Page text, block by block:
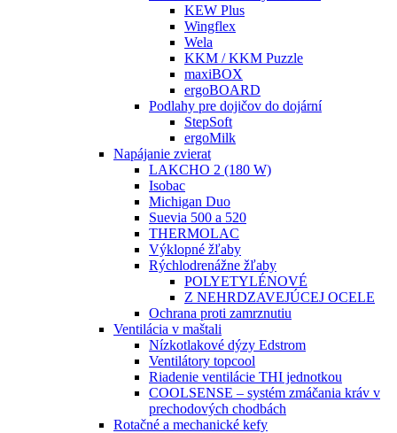
KEW Plus
Wingflex
Wela
KKM / KKM Puzzle
maxiBOX
ergoBOARD
Podlahy pre dojičov do dojární
StepSoft
ergoMilk
Napájanie zvierat
LAKCHO 2 (180 W)
Isobac
Michigan Duo
Suevia 500 a 520
THERMOLAC
Výklopné žľaby
Rýchlodrenážne žľaby
POLYETYLÉNOVÉ
Z NEHRDZAVEJÚCEJ OCELE
Ochrana proti zamrznutiu
Ventilácia v maštali
Nízkotlakové dýzy Edstrom
Ventilátory topcool
Riadenie ventilácie THI jednotkou
COOLSENSE – systém zmáčania kráv v
prechodových chodbách
Rotačné a mechanické kefy